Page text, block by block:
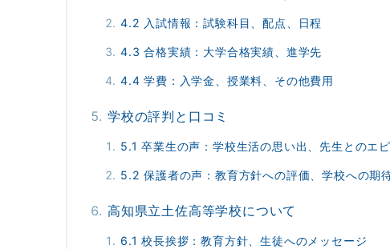
4.2 入試情報：試験科目、配点、日程
4.3 合格実績：大学合格実績、進学先
4.4 学費：入学金、授業料、その他費用
学校の評判と口コミ
5.1 卒業生の声：学校生活の思い出、先生とのエ
5.2 保護者の声：教育方針への評価、学校への期
高知県立土佐高等学校について
6.1 校長挨拶：教育方針、生徒へのメッセージ